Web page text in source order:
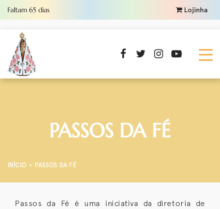
Faltam 65 dias Lojinha
PASSOS DA FÉ
INÍCIO PASSOS DA FÉ
Passos da Fé é uma iniciativa da diretoria de